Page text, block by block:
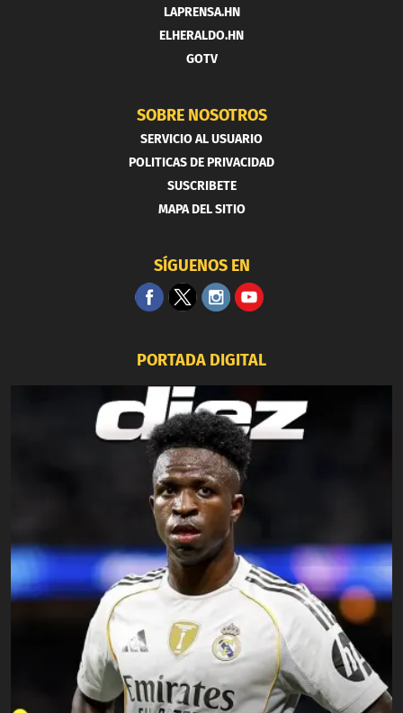
LAPRENSA.HN
ELHERALDO.HN
GOTV
SOBRE NOSOTROS
SERVICIO AL USUARIO
POLITICAS DE PRIVACIDAD
SUSCRIBETE
MAPA DEL SITIO
SÍGUENOS EN
PORTADA DIGITAL